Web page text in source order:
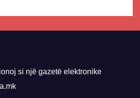
si një gazetë elektronike